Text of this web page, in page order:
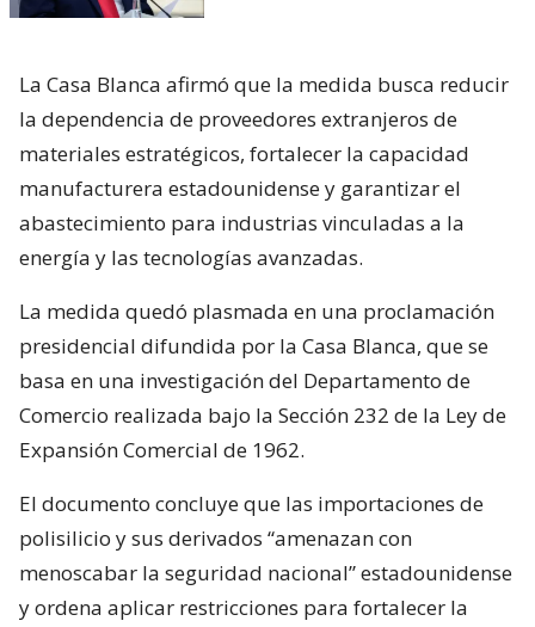
La Casa Blanca afirmó que la medida busca reducir
la dependencia de proveedores extranjeros de
materiales estratégicos, fortalecer la capacidad
manufacturera estadounidense y garantizar el
abastecimiento para industrias vinculadas a la
energía y las tecnologías avanzadas.
La medida quedó plasmada en una proclamación
presidencial difundida por la Casa Blanca, que se
basa en una investigación del Departamento de
Comercio realizada bajo la Sección 232 de la Ley de
Expansión Comercial de 1962.
El documento concluye que las importaciones de
polisilicio y sus derivados “amenazan con
menoscabar la seguridad nacional” estadounidense
y ordena aplicar restricciones para fortalecer la